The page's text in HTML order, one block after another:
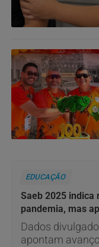
EDUCAÇÃO
Saeb 2025 indica
pandemia, mas
ainda preocupa
Dados
apontam